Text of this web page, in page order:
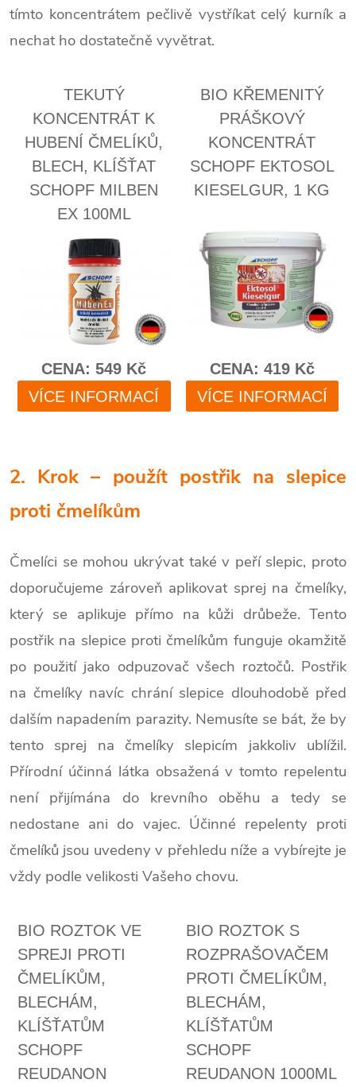
tímto koncentrátem pečlivě vystříkat celý kurník a
nechat ho dostatečně vyvětrat.
2. Krok – použít postřik na slepice
proti čmelíkům
Čmelíci se mohou ukrývat také v peří slepic, proto
doporučujeme zároveň aplikovat sprej na čmelíky,
který se aplikuje přímo na kůži drůbeže. Tento
postřik na slepice proti čmelíkům funguje okamžitě
po použití jako odpuzovač všech roztočů. Postřik
na čmelíky navíc chrání slepice dlouhodobě před
dalším napadením parazity. Nemusíte se bát, že by
tento sprej na čmelíky slepicím jakkoliv ublížil.
Přírodní účinná látka obsažená v tomto repelentu
není přijímána do krevního oběhu a tedy se
nedostane ani do vajec. Účinné repelenty proti
čmelíků jsou uvedeny v přehledu níže a vybírejte je
vždy podle velikosti Vašeho chovu.